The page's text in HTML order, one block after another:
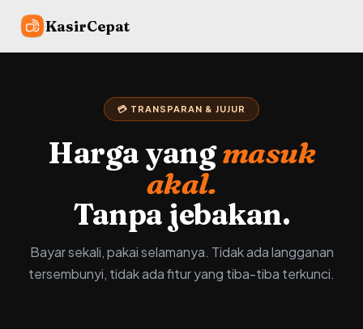
KasirCepat
💳 TRANSPARAN & JUJUR
Harga yangmasuk
akal.
Tanpa jebakan.
Bayar sekali, pakai selamanya. Tidak ada langganan
tersembunyi, tidak ada fitur yang tiba-tiba terkunci.